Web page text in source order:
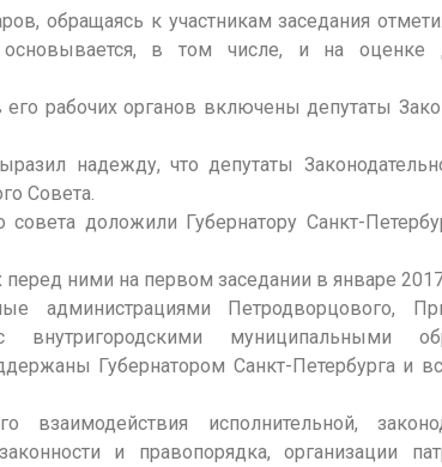
обращаясь к участникам заседания
основывается, в том числе, и на оценке
рабочих органов включены депутаты
надежду, что депутаты
Совета.
доложили Губернатору Санкт-
ними на первом заседании в январе
администрациями Петродворцового,
муниципальными
Губернатором Санкт-Петербурга и
исполнительной,
и правопорядка, организации